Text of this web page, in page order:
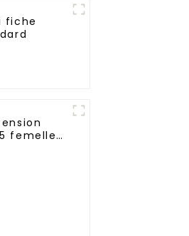
fiche
femelle